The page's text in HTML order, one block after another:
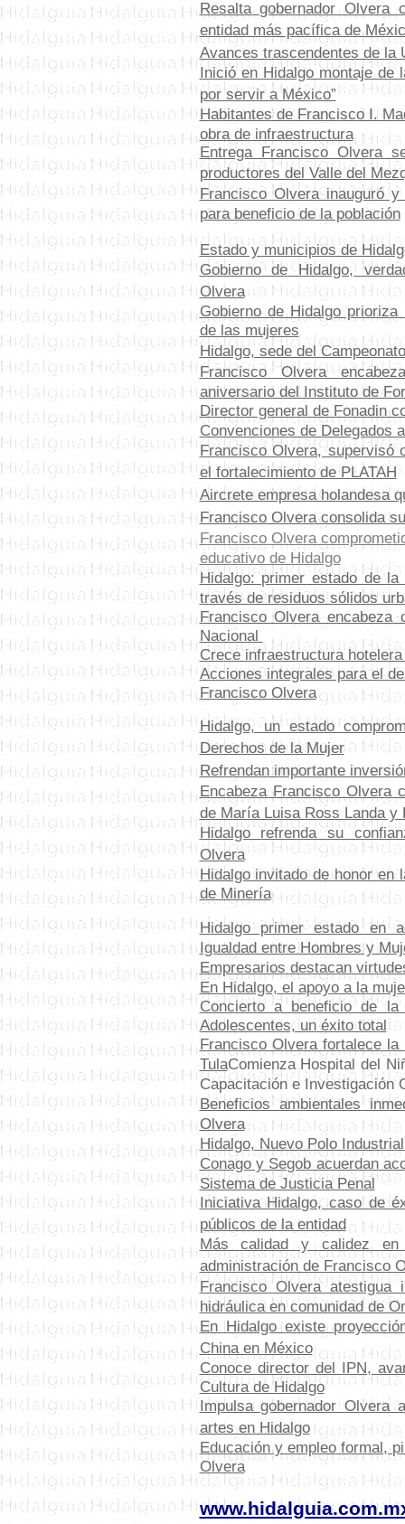
Resalta gobernador Olvera
entidad más pacífica de
Avances trascendentes de la
Inició en Hidalgo montaje de
por servir a México”
Habitantes de Francisco I.
obra de infraestructura
Entrega Francisco Olvera
productores del Valle del
Francisco Olvera inauguró
para beneficio de la población
Estado y municipios de
Gobierno de Hidalgo,
Olvera
Gobierno de Hidalgo prioriza
de las mujeres
Hidalgo, sede del
Francisco Olvera
aniversario del Instituto de
Director general de Fonadin
Convenciones de Delegados
Francisco Olvera,
el fortalecimiento de PLATAH
Aircrete empresa holandesa
Francisco Olvera consolida
Francisco Olvera
educativo de Hidalgo
Hidalgo: primer estado de
través de residuos sólidos
Francisco Olvera
Nacional
Crece infraestructura
Acciones integrales para el
Francisco Olvera
Hidalgo, un estado
Derechos de la Mujer
Refrendan importante
Encabeza Francisco Olvera
de María Luisa Ross Landa y
Hidalgo refrenda su
Olvera
Hidalgo invitado de honor en
de Minería
Hidalgo primer estado en
Igualdad entre Hombres y
Empresarios destacan
En Hidalgo, el apoyo a la
Concierto a beneficio de
Adolescentes, un éxito total
Francisco Olvera fortalece
TulaComienza Hospital del
Capacitación e Investigación
Beneficios ambientales
Olvera
Hidalgo, Nuevo Polo
Conago y Segob acuerdan
Sistema de Justicia Penal
Iniciativa Hidalgo, caso de
públicos de la entidad
Más calidad y calidez
administración de Francisco
Francisco Olvera
hidráulica en comunidad de
En Hidalgo existe
China en México
Conoce director del IPN,
Cultura de Hidalgo
Impulsa gobernador
artes en Hidalgo
Educación y empleo formal,
Olvera